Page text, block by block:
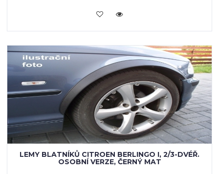
KOUPIT
LEMY BLATNÍKŮ CITROEN BERLINGO I, 2/3-DVÉŘ.
OSOBNÍ VERZE, ČERNÝ MAT